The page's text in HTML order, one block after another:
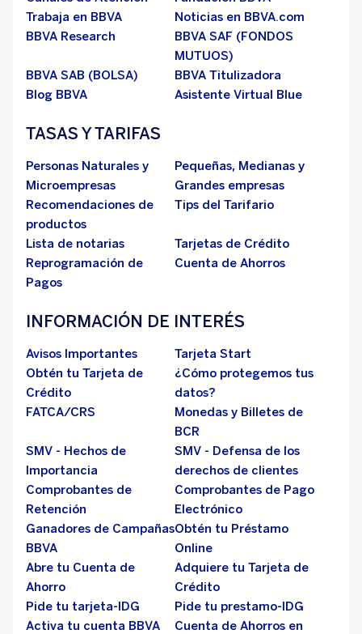
Trabaja en BBVA
Noticias en BBVA.com
BBVA Research
BBVA SAF (FONDOS
MUTUOS)
BBVA SAB (BOLSA)
BBVA Titulizadora
Blog BBVA
Asistente Virtual Blue
TASAS Y TARIFAS
Personas Naturales y
Microempresas
Pequeñas, Medianas y
Grandes empresas
Recomendaciones de
productos
Tips del Tarifario
Lista de notarias
Tarjetas de Crédito
Reprogramación de
Pagos
Cuenta de Ahorros
INFORMACIÓN DE INTERÉS
Avisos Importantes
Tarjeta Start
Obtén tu Tarjeta de
Crédito
¿Cómo protegemos tus
datos?
FATCA/CRS
Monedas y Billetes de
BCR
SMV - Hechos de
Importancia
SMV - Defensa de los
derechos de clientes
Comprobantes de
Retención
Comprobantes de Pago
Electrónico
Ganadores de Campañas
BBVA
Obtén tu Préstamo
Online
Abre tu Cuenta de
Ahorro
Adquiere tu Tarjeta de
Crédito
Pide tu tarjeta-IDG
Pide tu prestamo-IDG
Activa tu cuenta BBVA
Cuenta de Ahorros en